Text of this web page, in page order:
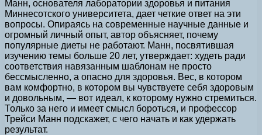
Манн, основателя лаборатории здоровья и питания
Миннесотского университета, дает четкие ответ на эти
вопросы. Опираясь на современные научные данные и
огромный личный опыт, автор объясняет, почему
популярные диеты не работают. Манн, посвятившая
изучению темы больше 20 лет, утверждает: худеть ради
соответствия навязанным шаблонам не просто
бессмысленно, а опасно для здоровья. Вес, в котором
вам комфортно, в котором вы чувствуете себя здоровым
и довольным, — вот идеал, к которому нужно стремиться.
Только за него и имеет смысл бороться, и профессор
Трейси Манн подскажет, с чего начать и как удержать
результат.